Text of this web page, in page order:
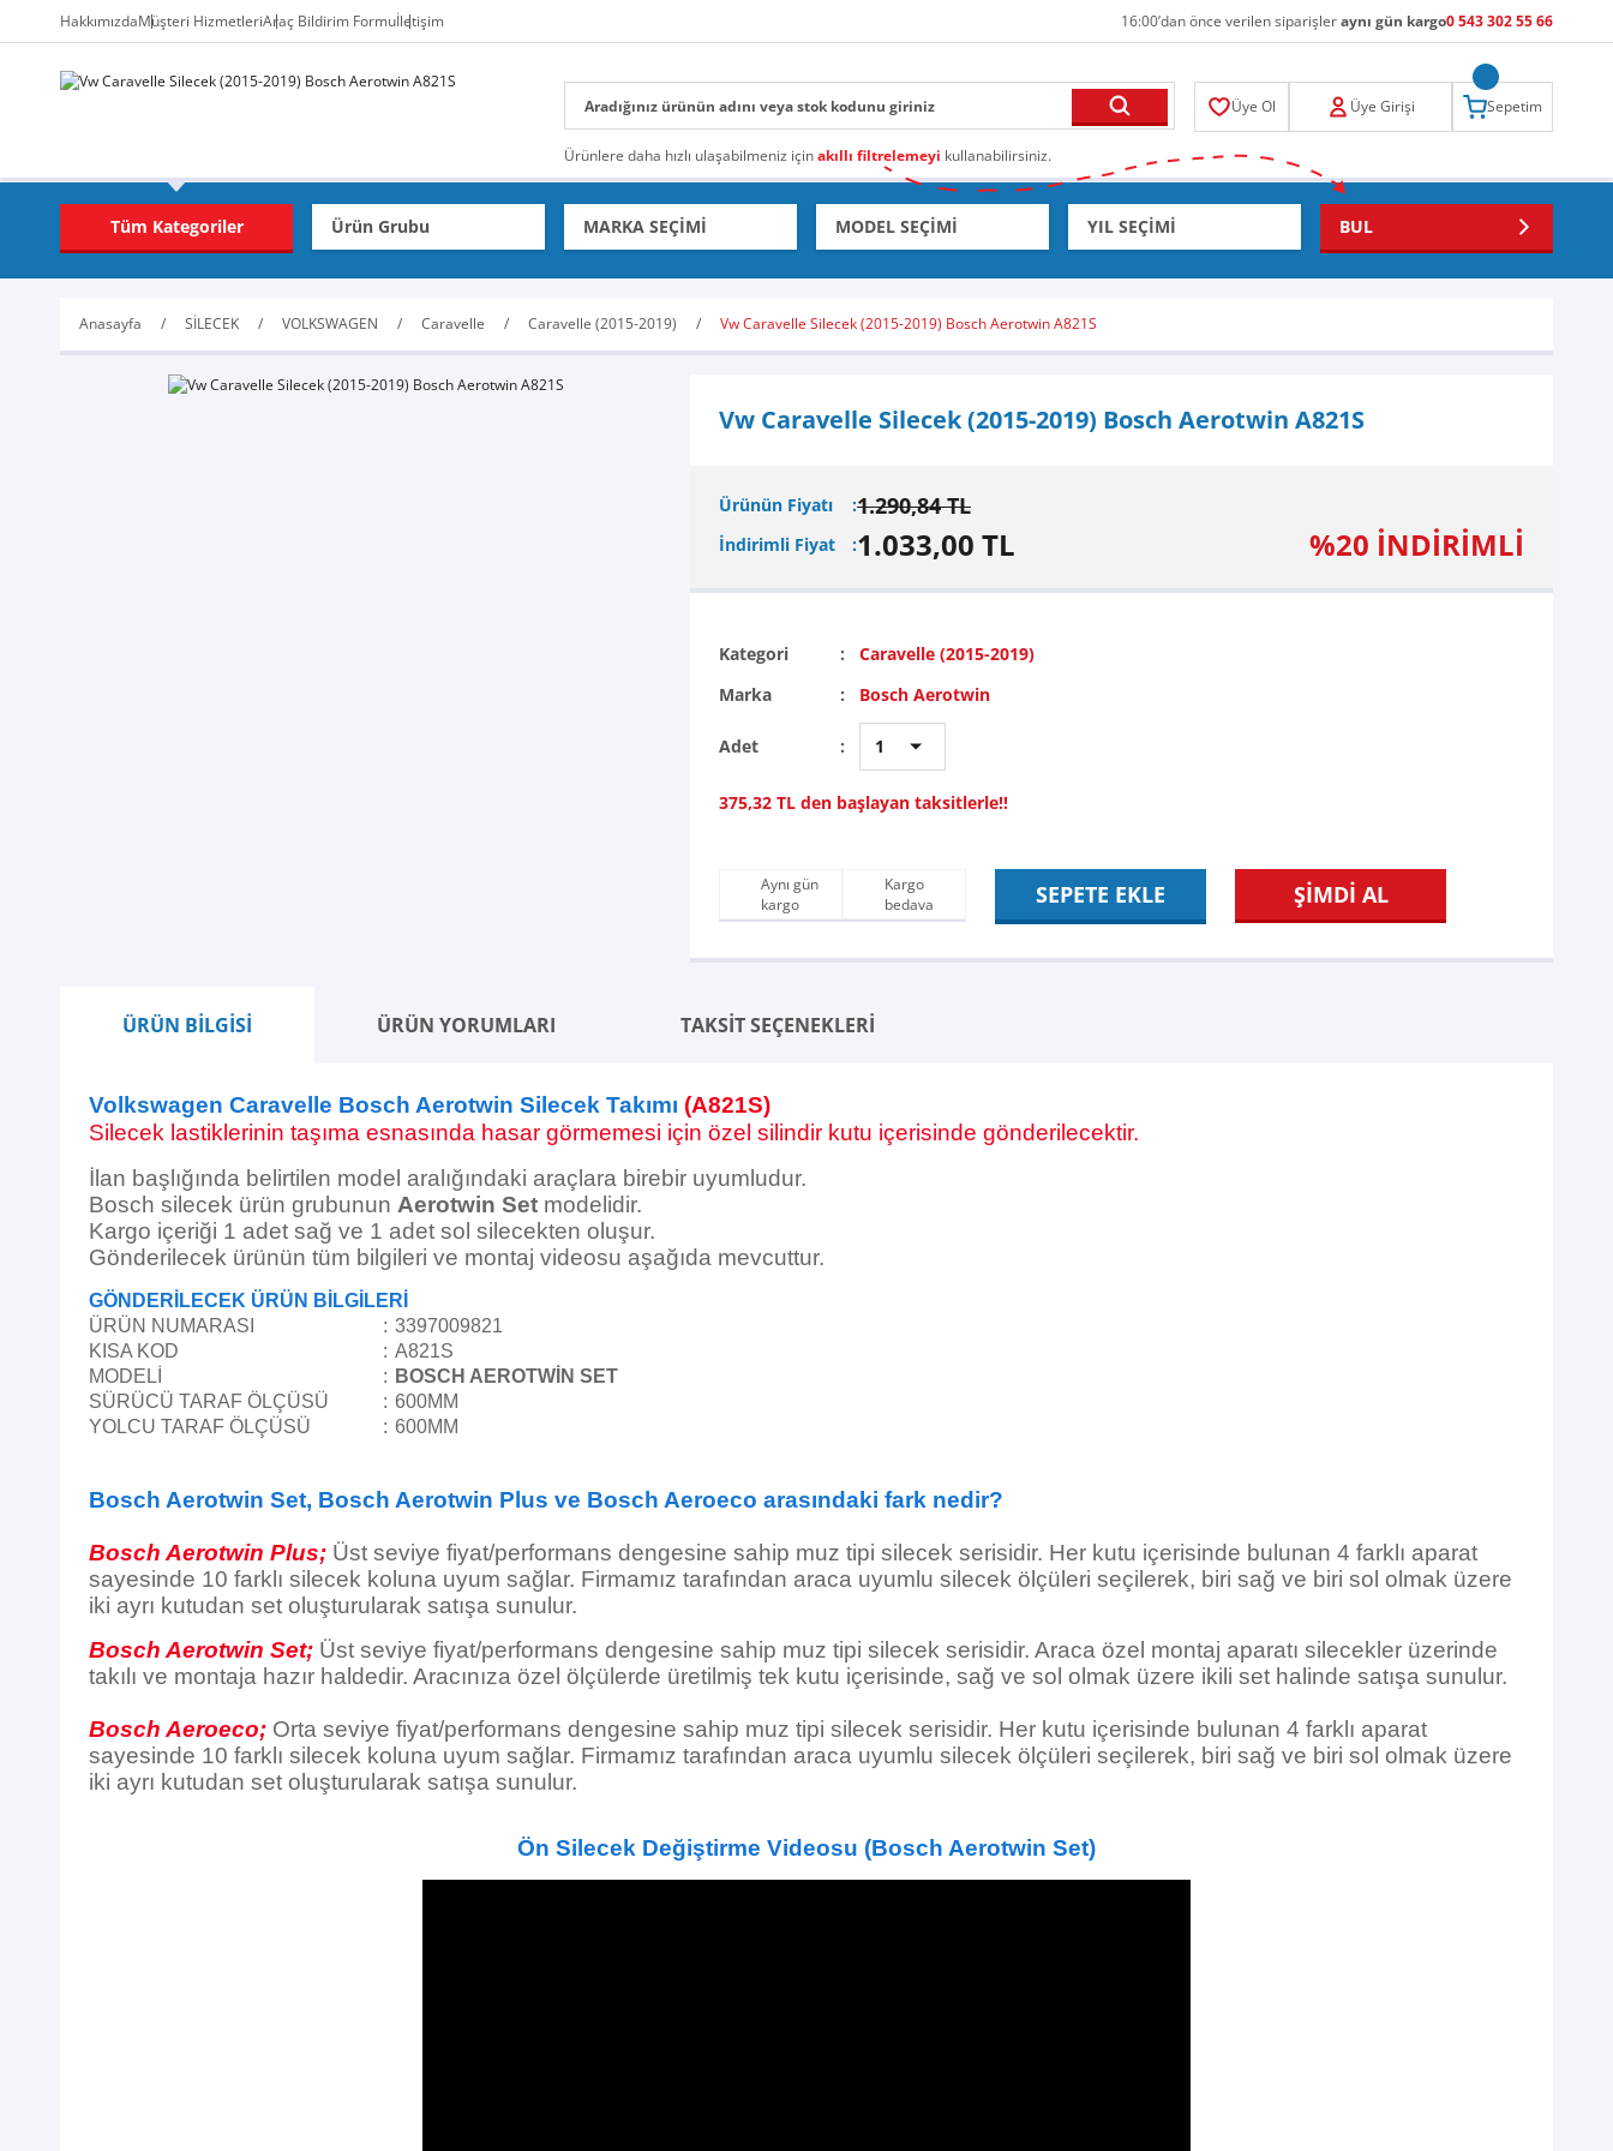
HakkımızdaMüşteri HizmetleriAraç Bildirim Formuİletişim 16:00’dan önce verilen siparişleraynı gün kargo0 543 302 55 66
Ürünlere daha hızlı ulaşabilmeniz içinakıllı filtrelemeyi kullanabilirsiniz.
Üye Ol Üye Girişi Sepetim
Tüm Kategoriler BUL
Anasayfa SİLECEK VOLKSWAGEN Caravelle Caravelle (2015-2019) Vw Caravelle Silecek (2015-2019) Bosch Aerotwin A821S
Vw Caravelle Silecek (2015-2019) Bosch Aerotwin A821S
Ürünün Fiyatı 1.290,84 TL
İndirimli Fiyat 1.033,00 TL %20 İNDİRİMLİ
Kategori
Caravelle (2015-2019)
Marka
Bosch Aerotwin
Adet
375,32 TL den başlayan taksitlerle!!
Aynı gün
kargo
Kargo
bedava
SEPETE EKLE ŞİMDİ AL
ÜRÜN BİLGİSİ ÜRÜN YORUMLARI TAKSİT SEÇENEKLERİ
Volkswagen Caravelle Bosch Aerotwin Silecek Takımı (A821S)
Silecek lastiklerinin taşıma esnasında hasar görmemesi için özel silindir kutu içerisinde gönderilecektir.
İlan başlığında belirtilen model aralığındaki araçlara birebir uyumludur.
Bosch silecek ürün grubunun Aerotwin Set modelidir.
Kargo içeriği 1 adet sağ ve 1 adet sol silecekten oluşur.
Gönderilecek ürünün tüm bilgileri ve montaj videosu aşağıda mevcuttur.
GÖNDERİLECEK ÜRÜN BİLGİLERİ
ÜRÜN NUMARASI
: 3397009821
KISA KOD
: A821S
MODELİ
: BOSCH AEROTWİN SET
SÜRÜCÜ TARAF ÖLÇÜSÜ
: 600MM
YOLCU TARAF ÖLÇÜSÜ
: 600MM
Bosch Aerotwin Set, Bosch Aerotwin Plus ve Bosch Aeroeco arasındaki fark nedir?
Bosch Aerotwin Plus; Üst seviye fiyat/performans dengesine sahip muz tipi silecek serisidir. Her kutu içerisinde bulunan 4 farklı aparat
sayesinde 10 farklı silecek koluna uyum sağlar. Firmamız tarafından araca uyumlu silecek ölçüleri seçilerek, biri sağ ve biri sol olmak üzere
iki ayrı kutudan set oluşturularak satışa sunulur.
Bosch Aerotwin Set; Üst seviye fiyat/performans dengesine sahip muz tipi silecek serisidir. Araca özel montaj aparatı silecekler üzerinde
takılı ve montaja hazır haldedir. Aracınıza özel ölçülerde üretilmiş tek kutu içerisinde, sağ ve sol olmak üzere ikili set halinde satışa sunulur.
Bosch Aeroeco; Orta seviye fiyat/performans dengesine sahip muz tipi silecek serisidir. Her kutu içerisinde bulunan 4 farklı aparat
sayesinde 10 farklı silecek koluna uyum sağlar. Firmamız tarafından araca uyumlu silecek ölçüleri seçilerek, biri sağ ve biri sol olmak üzere
iki ayrı kutudan set oluşturularak satışa sunulur.
Ön Silecek Değiştirme Videosu (Bosch Aerotwin Set)